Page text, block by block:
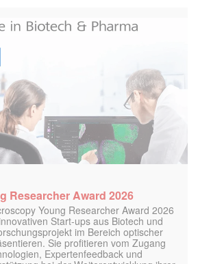
Researcher Award 2026
Young Researcher Award 2026
Start-ups aus Biotech und
im Bereich optischer
Sie profitieren vom Zugang
Expertenfeedback und